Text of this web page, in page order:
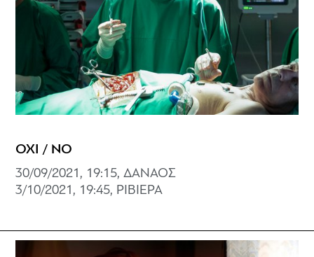
ΟΧΙ / NO
30/09/2021, 19:15, ΔΑΝΑΟΣ
3/10/2021, 19:45, ΡΙΒΙΕΡΑ